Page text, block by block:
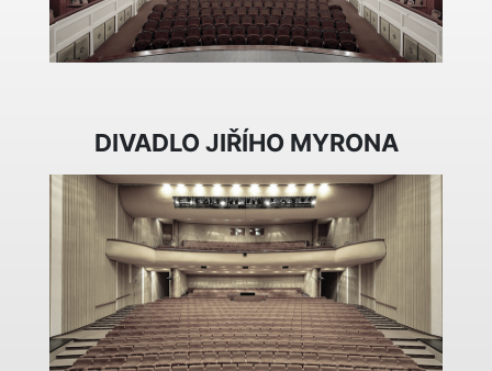
DIVADLO JIŘÍHO MYRONA